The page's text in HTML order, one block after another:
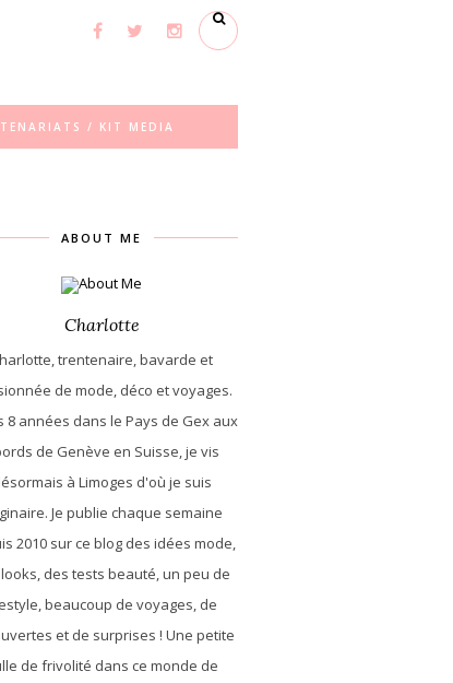
/ KIT MEDIA
ABOUT ME
Charlotte
trentenaire, bavarde et
de mode, déco et voyages.
8 années dans le Pays de Gex aux
de Genève en Suisse, je vis
à Limoges d'où je suis
Je publie chaque semaine
2010 sur ce blog des idées mode,
des tests beauté, un peu de
beaucoup de voyages, de
et de surprises ! Une petite
de frivolité dans ce monde de